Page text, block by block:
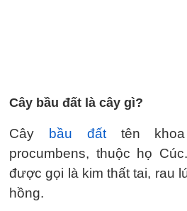
Cây bầu đất là cây gì?
Cây bầu đấttên khoa
procumbens, thuộc họ
được gọi là kim thất tai, rau
hồng.